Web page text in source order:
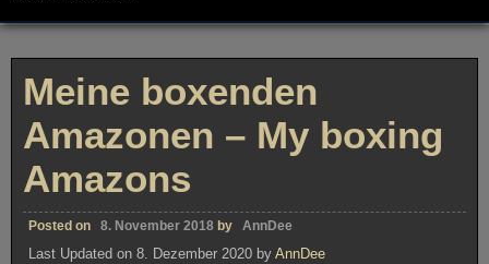
Meine boxenden
Amazonen – My boxing
Amazons
Posted on 8. November 2018 by AnnDee
Last Updated on 8. Dezember 2020 byAnnDee